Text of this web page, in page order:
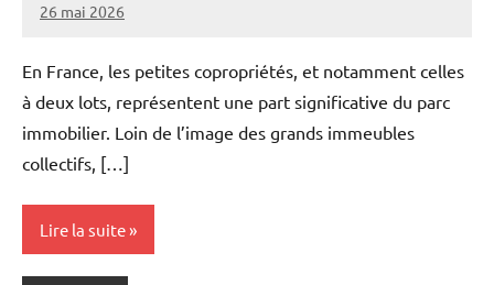
26 mai 2026
Pascal
Aucun
En France, les petites copropriétés, et notamment celles
à deux lots, représentent une part significative du parc
immobilier. Loin de l’image des grands immeubles
collectifs, […]
Lire la suite